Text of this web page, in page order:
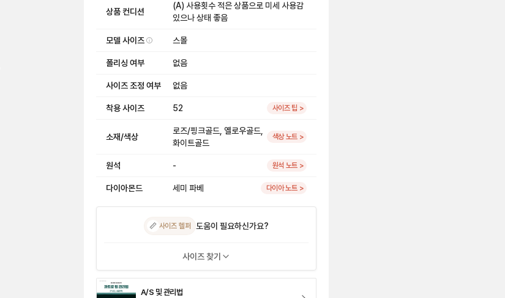
상품 컨디션
(A) 사용횟수 적은 상품으로 미세 사용감
있으나 상태 좋음
모델 사이즈 스몰
폴리싱 여부 없음
사이즈 조정 여부 없음
착용 사이즈 52 사이즈 팁 >
소재/색상
로즈/핑크골드, 옐로우골드,
화이트골드
색상 노트 >
원석 - 원석 노트 >
다이아몬드 세미 파베 다이아 노트 >
📏 사이즈 헬퍼 도움이 필요하신가요?
사이즈 찾기
A/S 및 관리법